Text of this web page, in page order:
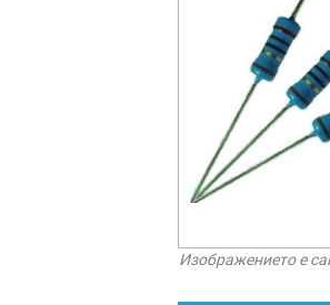
Изображението е